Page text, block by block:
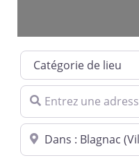
Catégorie de lieu
Entrez une adresse
Dans quelle ville ?